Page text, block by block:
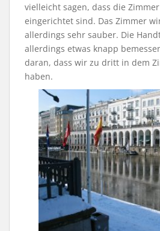
vielleicht sagen, dass die
eingerichtet sind. Das Zimmer
allerdings sehr sauber. Die
allerdings etwas knapp
daran, dass wir zu dritt in dem
haben.